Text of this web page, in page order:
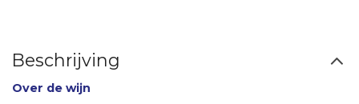
Beschrijving
Over de wijn